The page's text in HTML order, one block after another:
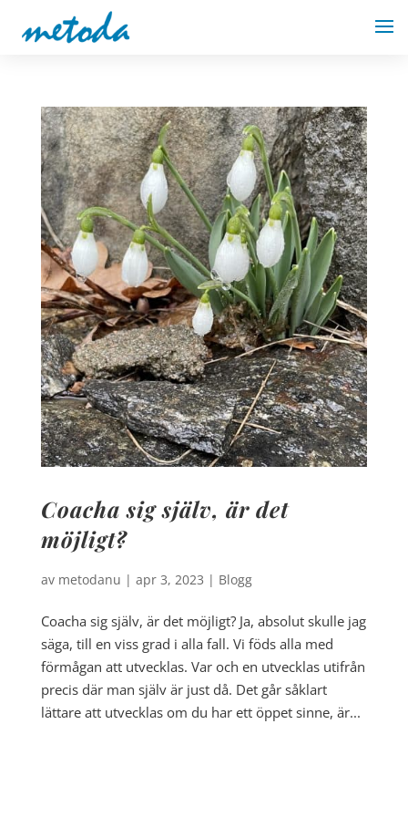
Coacha sig själv, är det
möjligt?
av metodanu | apr 3, 2023 | Blogg
Coacha sig själv, är det möjligt? Ja, absolut skulle jag
säga, till en viss grad i alla fall. Vi föds alla med
förmågan att utvecklas. Var och en utvecklas utifrån
precis där man själv är just då. Det går såklart
lättare att utvecklas om du har ett öppet sinne, är...